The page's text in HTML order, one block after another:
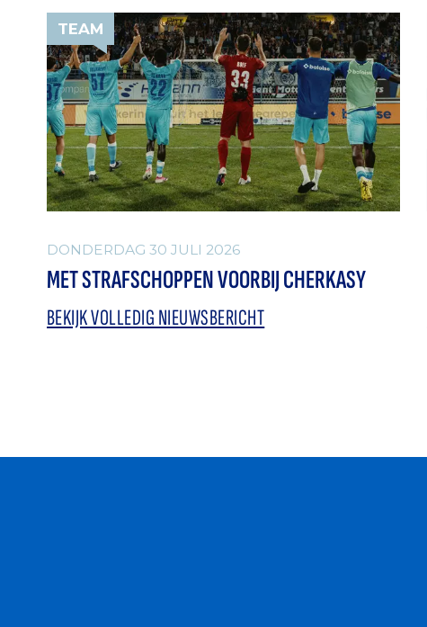
TEAM
DONDERDAG 30 JULI 2026
MET STRAFSCHOPPEN VOORBIJ CHERKASY
BEKIJK VOLLEDIG NIEUWSBERICHT